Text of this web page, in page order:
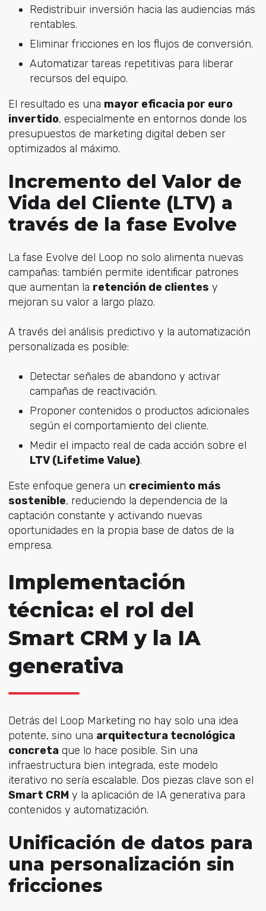
Redistribuir inversión hacia las audiencias más
rentables.
Eliminar fricciones en los flujos de conversión.
Automatizar tareas repetitivas para liberar
recursos del equipo.
El resultado es una mayor eficacia por euro
invertido, especialmente en entornos donde los
presupuestos de marketing digital deben ser
optimizados al máximo.
Incremento del Valor de
Vida del Cliente (LTV) a
través de la fase Evolve
La fase Evolve del Loop no solo alimenta nuevas
campañas: también permite identificar patrones
que aumentan la retención de clientes y
mejoran su valor a largo plazo.
A través del análisis predictivo y la automatización
personalizada es posible:
Detectar señales de abandono y activar
campañas de reactivación.
Proponer contenidos o productos adicionales
según el comportamiento del cliente.
Medir el impacto real de cada acción sobre el
LTV (Lifetime Value).
Este enfoque genera un crecimiento más
sostenible, reduciendo la dependencia de la
captación constante y activando nuevas
oportunidades en la propia base de datos de la
empresa.
Implementación
técnica: el rol del
Smart CRM y la IA
generativa
Detrás del Loop Marketing no hay solo una idea
potente, sino una arquitectura tecnológica
concretaque lo hace posible. Sin una
infraestructura bien integrada, este modelo
iterativo no sería escalable. Dos piezas clave son el
Smart CRMy la aplicación de IA generativa para
contenidos y automatización.
Unificación de datos para
una personalización sin
fricciones